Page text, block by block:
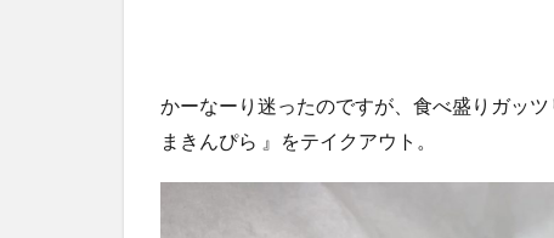
かーなーり迷ったのですが、食べ盛りガッ
まきんぴら 』をテイクアウト。